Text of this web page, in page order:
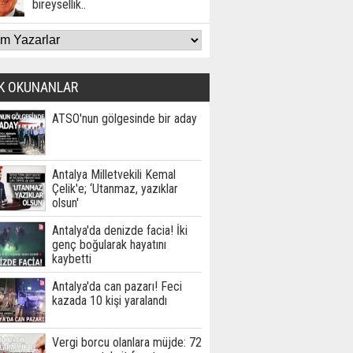
bireysellik..
OKUNANLAR
ATSO'nun gölgesinde bir aday
Antalya Milletvekili Kemal
Çelik'e; ‘Utanmaz, yazıklar
olsun'
Antalya'da denizde facia! İki
genç boğularak hayatını
kaybetti
Antalya'da can pazarı! Feci
kazada 10 kişi yaralandı
Vergi borcu olanlara müjde: 72